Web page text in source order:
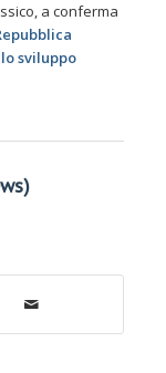
a conferma
sviluppo